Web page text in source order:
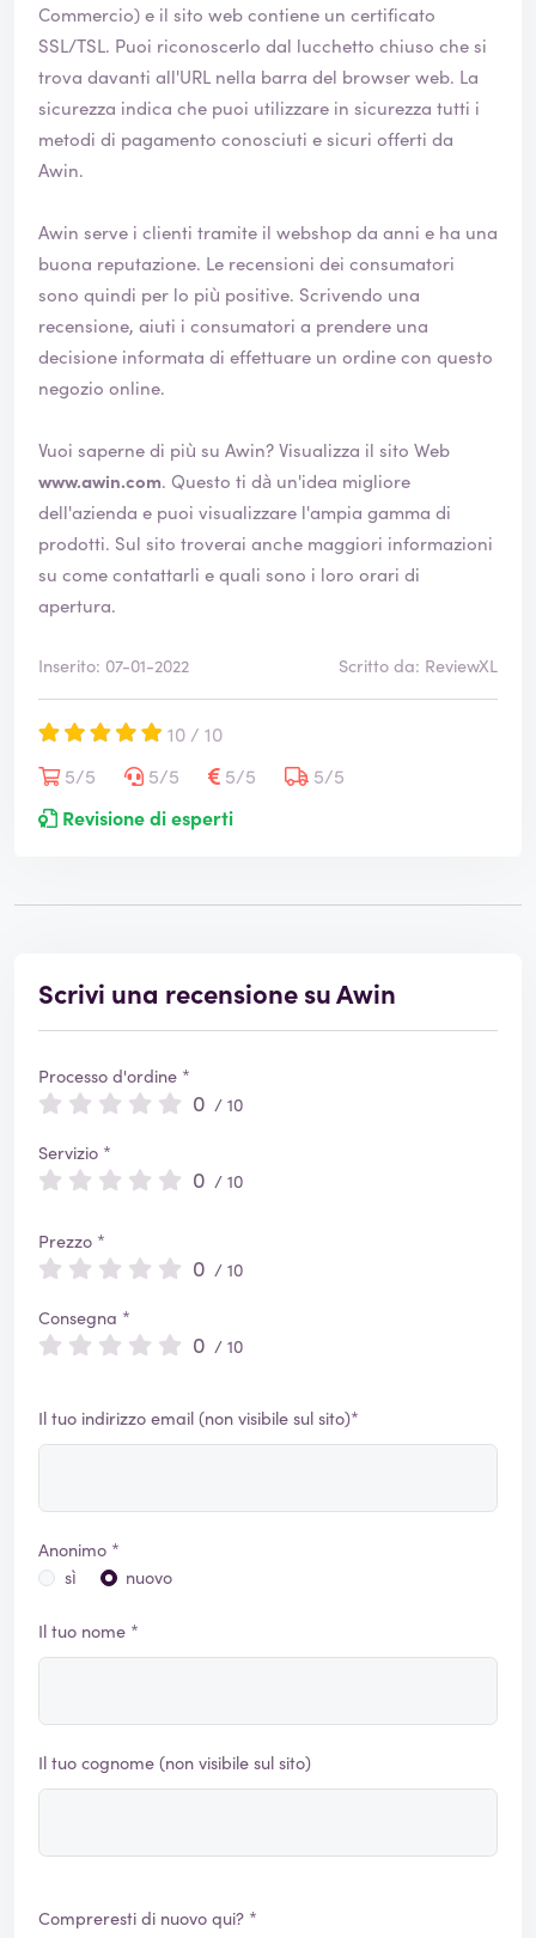
Commercio) e il sito web contiene un certificato
SSL/TSL. Puoi riconoscerlo dal lucchetto chiuso che si
trova davanti all'URL nella barra del browser web. La
sicurezza indica che puoi utilizzare in sicurezza tutti i
metodi di pagamento conosciuti e sicuri offerti da
Awin.
Awin serve i clienti tramite il webshop da anni e ha una
buona reputazione. Le recensioni dei consumatori
sono quindi per lo più positive. Scrivendo una
recensione, aiuti i consumatori a prendere una
decisione informata di effettuare un ordine con questo
negozio online.
Vuoi saperne di più su Awin? Visualizza il sito Web
www.awin.com. Questo ti dà un'idea migliore
dell'azienda e puoi visualizzare l'ampia gamma di
prodotti. Sul sito troverai anche maggiori informazioni
su come contattarli e quali sono i loro orari di
apertura.
Inserito: 07-01-2022 Scritto da: ReviewXL
10 / 10
5/5
5/5 5/5
5/5
Revisione di esperti
Scrivi una recensione su Awin
Processo d'ordine *
0 / 10
Servizio *
0 / 10
Prezzo *
0 / 10
Consegna *
0 / 10
Il tuo indirizzo email (non visibile sul sito)*
Anonimo *
sì
nuovo
Il tuo nome *
Il tuo cognome (non visibile sul sito)
Compreresti di nuovo qui? *